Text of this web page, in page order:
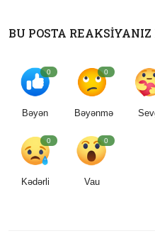
BU POSTA REAKSIYANIZ
0
Bəyən
0
Bəyənmə
0
Kədərli
0
Vau